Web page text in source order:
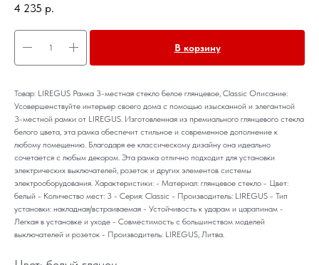
4 235 р.
В корзину
Товар: LIREGUS Рамка 3-местная стекло белое глянцевое, Classic Описание:
Усовершенствуйте интерьер своего дома с помощью изысканной и элегантной
3-местной рамки от LIREGUS. Изготовленная из премиального глянцевого стекла
белого цвета, эта рамка обеспечит стильное и современное дополнение к
любому помещению. Благодаря ее классическому дизайну она идеально
сочетается с любым декором. Эта рамка отлично подходит для установки
электрических выключателей, розеток и других элементов системы
электрооборудования. Характеристики: - Материал: глянцевое стекло - Цвет:
белый - Количество мест: 3 - Серия: Classic - Производитель: LIREGUS - Тип
установки: накладная/встраиваемая - Устойчивость к ударам и царапинам -
Легкая в установке и уходе - Совместимость с большинством моделей
выключателей и розеток - Производитель: LIREGUS, Литва.